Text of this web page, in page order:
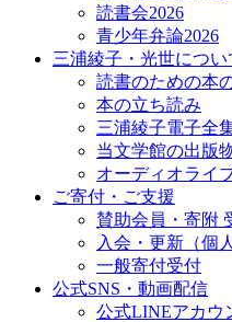
読書会2026
青少年弁論2026
三浦綾子・光世につい
読書のための本
本の立ち読み
三浦綾子電子全
当文学館の出版
オーディオライ
ご寄付・ご支援
賛助会員・寄附
入会・更新（個
一般寄付受付
公式SNS・動画配信
公式LINEアカウ